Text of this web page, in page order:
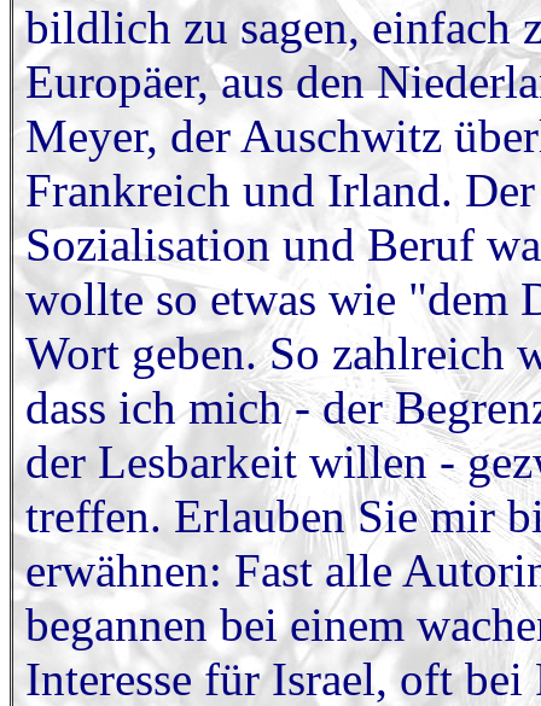
bildlich zu sagen, einfach
Europäer, aus den
Meyer, der Auschwitz
Frankreich und Irland.
Sozialisation und Beruf
wollte so etwas wie "dem
Wort geben. So zahlreich
dass ich mich - der
der Lesbarkeit willen -
treffen. Erlauben Sie mir
erwähnen: Fast alle
begannen bei einem
Interesse für Israel, oft